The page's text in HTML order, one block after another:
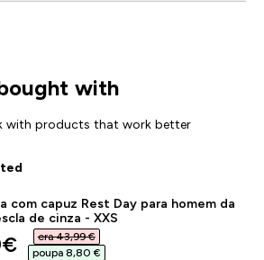
with
with products that work better
com capuz Rest Day para homem da
de cinza - XXS
price
era 43,99 €‎
poupa 8,80 €‎